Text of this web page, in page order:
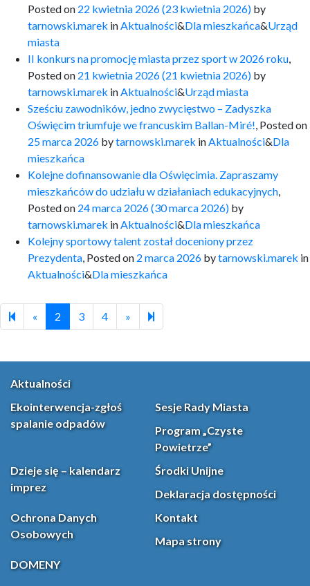
Posted on 22 kwietnia 2026(23 kwietnia 2026) by
tarnowski.marek inAktualności&Dla mieszkańca&Urząd
miasta
II konkurs na promocję miasta przez sport w 2026 roku,
Posted on 21 kwietnia 2026(21 kwietnia 2026) by
tarnowski.marek inAktualności&Urząd miasta
Sześciu zawodników, jedno zwycięstwo – Zadyszka
Oświęcim triumfuje we francuskim Ballan-Miré!, Posted on
25 marca 2026 bytarnowski.marek inAktualności&Dla
mieszkańca
Kolejne dofinansowanie dla Oświęcimia. Zapraszamy
mieszkańców do udziału w działaniach edukacyjnych,
Posted on 24 marca 2026(30 marca 2026) by
tarnowski.marek inAktualności&Dla mieszkańca
Kolejny sportowy talent został doceniony przez
Prezydenta, Posted on 2 marca 2026 bytarnowski.marek in
Aktualności&Dla mieszkańca
« Previous page
2 3 4 » Next page
39
Aktualności
Ekointerwencja-zgłoś
spalanie odpadów
Sesje Rady Miasta
Program „Czyste
Powietrze”
Dzieje się – kalendarz
imprez
Środki Unijne
Deklaracja dostępności
Ochrona Danych
Osobowych
Kontakt
Mapa strony
DOMENY